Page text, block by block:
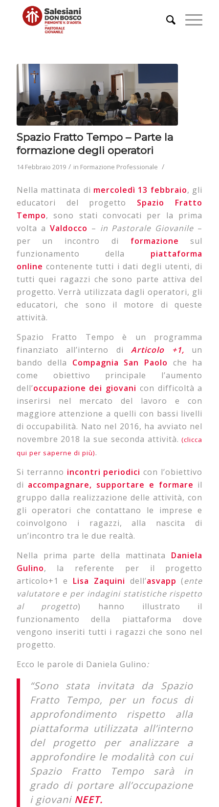
Spazio Fratto Tempo – Parte la
formazione degli operatori
14 Febbraio 2019 / in Formazione Professionale /
Nella mattinata di mercoledì 13 febbraio, gli
educatori del progetto Spazio Fratto
Tempo, sono stati convocati per la prima
volta a Valdocco – in Pastorale Giovanile –
per un incontro di formazione sul
funzionamento della piattaforma
online contenente tutti i dati degli utenti, di
tutti quei ragazzi che sono parte attiva del
progetto. Verrà utilizzata dagli operatori, gli
educatori, che sono il motore di queste
attività.
Spazio Fratto Tempo è un programma
finanziato all’interno diArticolo +1, un
bando della Compagnia San Paolo che ha
come obiettivo principale l’aumento
dell’occupazione dei giovani con difficoltà a
inserirsi nel mercato del lavoro e con
maggiore attenzione a quelli con bassi livelli
di occupabilità. Nato nel 2016, ha avviato nel
novembre 2018 la sue seconda attività.(clicca
qui per saperne di più).
Si terranno incontri periodici con l’obiettivo
di accompagnare, supportare e formare il
gruppo dalla realizzazione delle attività, con
gli operatori che contattano le imprese e
coinvolgono i ragazzi, alla nascita di
un’incontro tra le due realtà.
Nella prima parte della mattinata
Daniela
Gulino, la referente per il progetto
articolo+1 e Lisa Zaquini dell’asvapp (ente
valutatore e per indagini statistiche rispetto
al progetto) hanno illustrato il
funzionamento della piattaforma dove
vengono inseriti tutti i ragazzi che sono nel
progetto.
Ecco le parole di Daniela Gulino:
“Sono stata invitata da Spazio
Fratto Tempo, per un focus di
approfondimento rispetto alla
piattaforma utilizzata all’interno
del progetto per analizzare a
approfondire le modalità con cui
Spazio Fratto Tempo sarà in
grado di portare all’occupazione
i giovani NEET.